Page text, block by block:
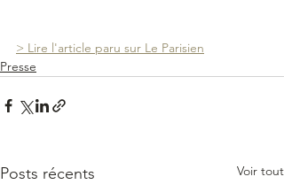
> Lire l'article paru sur Le Parisien
Presse
Posts récents Voir tout